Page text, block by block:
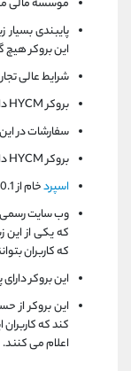
موسسه مالی
پایبندی
این بروکر
شرایط عالی
بروکرHYCM
سفارشات در
بروکرHYCM
اسپردخام از 0.1
وب سایت رسمی
که یکی از
که کاربران
این بروکر
این بروکر از
کند که
اعلام می کنند.